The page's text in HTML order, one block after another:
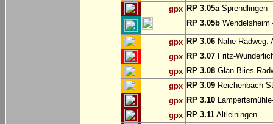
gpx RP 3.05aSprendlingen
RP 3.05b Wendelsheim
gpx RP 3.06 Nahe-
gpx RP 3.07 Fritz-
gpx RP 3.08 Glan-Blies-
gpx RP 3.09 Reichenbach-
gpx RP 3.10
gpx RP 3.11 Altleiningen